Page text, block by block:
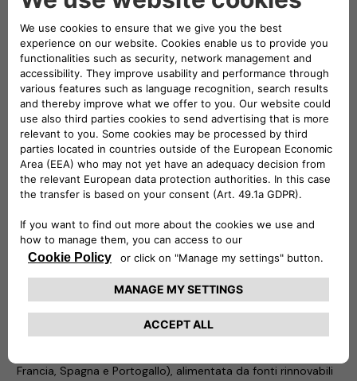
nell’accumulo di energia, presenta le stazioni di ricarica
eProWallbox ed ePublic. eProWallbox è una famiglia flessibile
e connessa di dispositivi di ricarica, in grado di erogare fino a
20 kW, adatta alle esigenze di privati, flotte e gestori di
parcheggi: può essere controllata anche da remoto per
conoscere in ogni momento il livello di ricarica. ePublic invece
è la soluzione pratica per ricaricare fino a due veicoli
contemporaneamente con una potenza massima di 44 kW.
Ideale nei parcheggi pubblici o ad accesso riservato, è
resistente a tutte le condizioni atmosferiche e alle
manomissioni, ed è dotata di un contatore certificato MID
consumo a fini fiscali. Il team eSolutions è a disposizione per
mostrare ai visitatori la tecnologia Vehicle-to-Grid (V2G): un
completo cambiamento di paradigma che rende i veicoli
elettrici una preziosa fonte di flessibilità per la rete elettrica.
Atlante
Atlante sta sviluppando la più grande rete di ricarica veloce e
Francia, Spagna e Portogallo), alimentata da fonti rinnovabili